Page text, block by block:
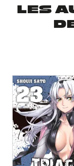
LES